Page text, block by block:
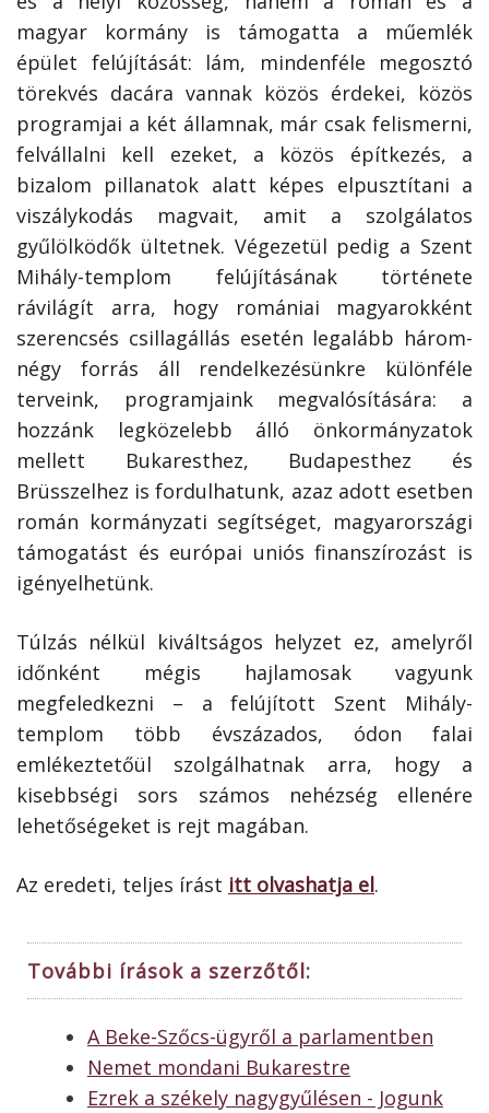
magyar kormány is támogatta a műemlék
épület felújítását: lám, mindenféle megosztó
törekvés dacára vannak közös érdekei, közös
programjai a két államnak, már csak felismerni,
felvállalni kell ezeket, a közös építkezés, a
bizalom pillanatok alatt képes elpusztítani a
viszálykodás magvait, amit a szolgálatos
gyűlölködők ültetnek. Végezetül pedig a Szent
Mihály-templom felújításának története
rávilágít arra, hogy romániai magyarokként
szerencsés csillagállás esetén legalább három-
négy forrás áll rendelkezésünkre különféle
terveink, programjaink megvalósítására: a
hozzánk legközelebb álló önkormányzatok
mellett Bukaresthez, Budapesthez és
Brüsszelhez is fordulhatunk, azaz adott esetben
román kormányzati segítséget, magyarországi
támogatást és európai uniós finanszírozást is
igényelhetünk.
Túlzás nélkül kiváltságos helyzet ez, amelyről
időnként mégis hajlamosak vagyunk
megfeledkezni – a felújított Szent Mihály-
templom több évszázados, ódon falai
emlékeztetőül szolgálhatnak arra, hogy a
kisebbségi sors számos nehézség ellenére
lehetőségeket is rejt magában.
Az eredeti, teljes írást itt olvashatja el.
További írások a szerzőtől:
A Beke-Szőcs-ügyről a parlamentben
Nemet mondani Bukarestre
Ezrek a székely nagygyűlésen - Jogunk